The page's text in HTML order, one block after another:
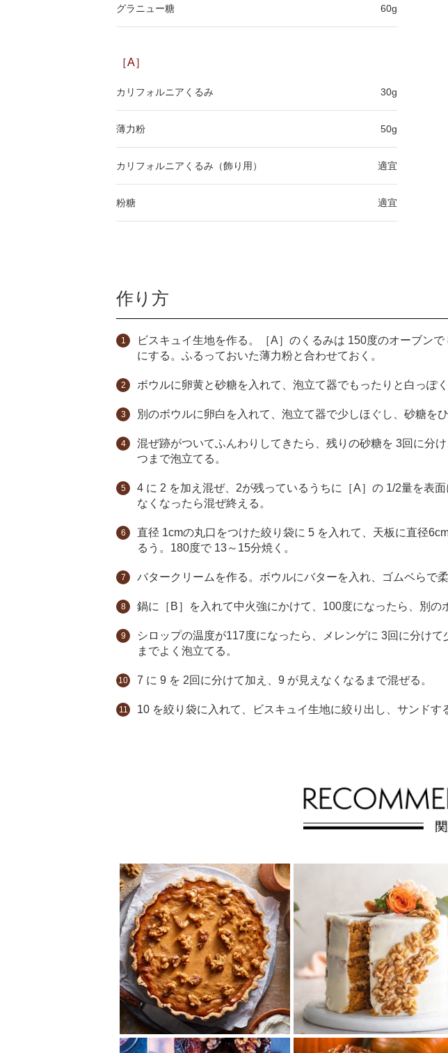
グラニュー糖 60g
［A］
カリフォルニアくるみ 30g
薄力粉 50g
カリフォルニアくるみ（飾り用） 適宜
粉糖 適宜
作り方
ビスキュイ生地を作る。［A］のくるみは 150度のオーブン
にする。ふるっておいた薄力粉と合わせておく。
ボウルに卵黄と砂糖を入れて、泡立て器でもったりと白っぽ
別のボウルに卵白を入れて、泡立て器で少しほぐし、砂糖を
混ぜ跡がついてふんわりしてきたら、残りの砂糖を 3回に分
つまで泡立てる。
4 に 2 を加え混ぜ、2が残っているうちに［A］の 1/2量を表
なくなったら混ぜ終える。
直径 1cmの丸口をつけた絞り袋に 5 を入れて、天板に直径
るう。180度で 13～15分焼く。
バタークリームを作る。ボウルにバターを入れ、ゴムベらで
鍋に［B］を入れて中火強にかけて、100度になったら、別
シロップの温度が117度になったら、メレンゲに 3回に分け
までよく泡立てる。
7 に 9 を 2回に分けて加え、9 が見えなくなるまで混ぜる。
10 を絞り袋に入れて、ビスキュイ生地に絞り出し、サンドす